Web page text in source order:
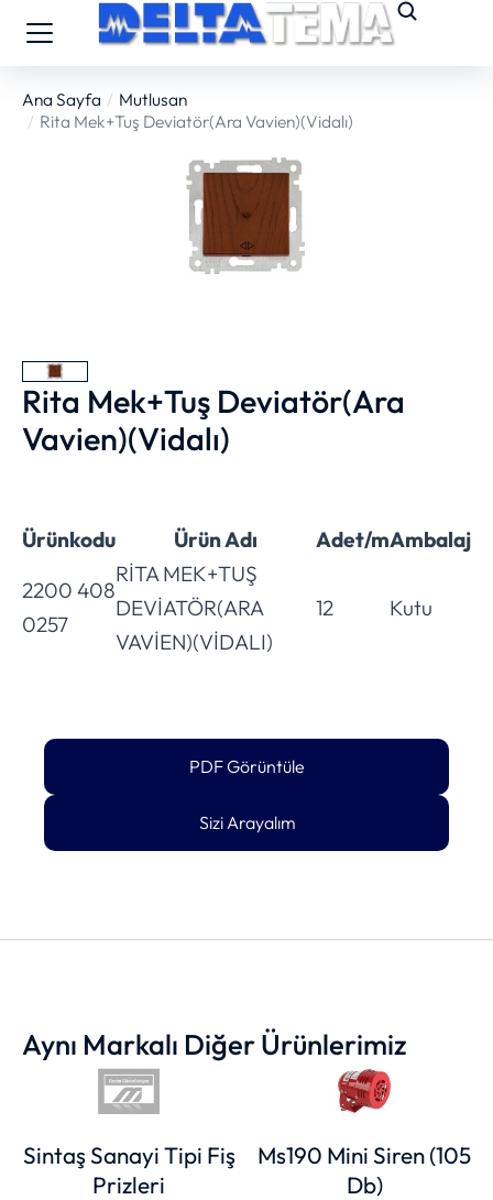
You are here:
Ana Sayfa
Mutlusan
Rita Mek+Tuş Deviatör(Ara Vavien)(Vidalı)
Rita Mek+Tuş Deviatör(Ara
Vavien)(Vidalı)
Ürünkodu Ürün Adı Adet/mAmbalaj
2200 408
0257
RİTA MEK+TUŞ
DEVİATÖR(ARA
VAVİEN)(VİDALI)
12 Kutu
PDF Görüntüle
Sizi Arayalım
Aynı Markalı Diğer Ürünlerimiz
Sintaş Sanayi Tipi Fiş
Prizleri
Ms190 Mini Siren (105
Db)